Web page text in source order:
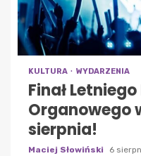
KULTURA WYDARZENIA
Finał
Organowego
sierpnia!
Maciej Słowiński 6